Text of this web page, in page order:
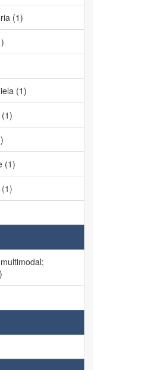
(1)
(1)
(1)